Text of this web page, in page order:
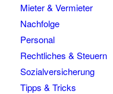
Mieter & Vermieter
Nachfolge
Personal
Rechtliches & Steuern
Sozialversicherung
Tipps & Tricks